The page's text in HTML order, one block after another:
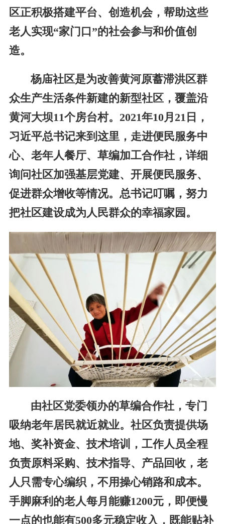
区正积极搭建平台、创造机会，帮助这些
老人实现“家门口”的社会参与和价值创
造。
杨庙社区是为改善黄河原蓄滞洪区群
众生产生活条件新建的新型社区，覆盖沿
黄河大坝11个房台村。2021年10月21日，
习近平总书记来到这里，走进便民服务中
心、老年人餐厅、草编加工合作社，详细
询问社区加强基层党建、开展便民服务、
促进群众增收等情况。总书记叮嘱，努力
把社区建设成为人民群众的幸福家园。
由社区党委领办的草编合作社，专门
吸纳老年居民就近就业。社区负责提供场
地、奖补资金、技术培训，工作人员全程
负责原料采购、技术指导、产品回收，老
人只需专心编织，不用操心销路和成本。
手脚麻利的老人每月能赚1200元，即便慢
一点的也能有500多元稳定收入，既能贴补